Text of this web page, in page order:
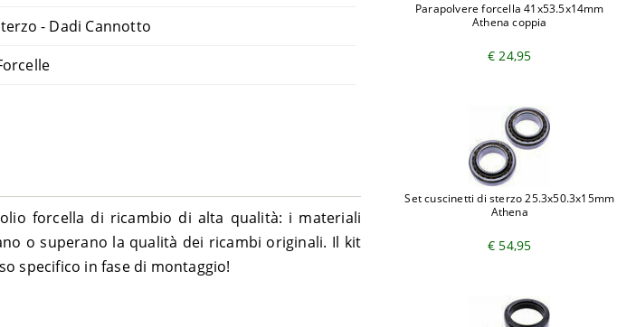
- Dadi Cannotto
forcella di ricambio di alta qualità: i materiali
o superano la qualità dei ricambi originali. Il kit
specifico in fase di montaggio!
Parapolvere forcella 41x53.5x14mm
Athena coppia
€ 24,95
Set cuscinetti di sterzo 25.3x50.3x15mm
Athena
€ 54,95